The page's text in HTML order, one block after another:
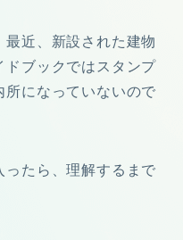
最近、新設された建物
ドブックではスタンプ
になっていないので
たら、理解するまで